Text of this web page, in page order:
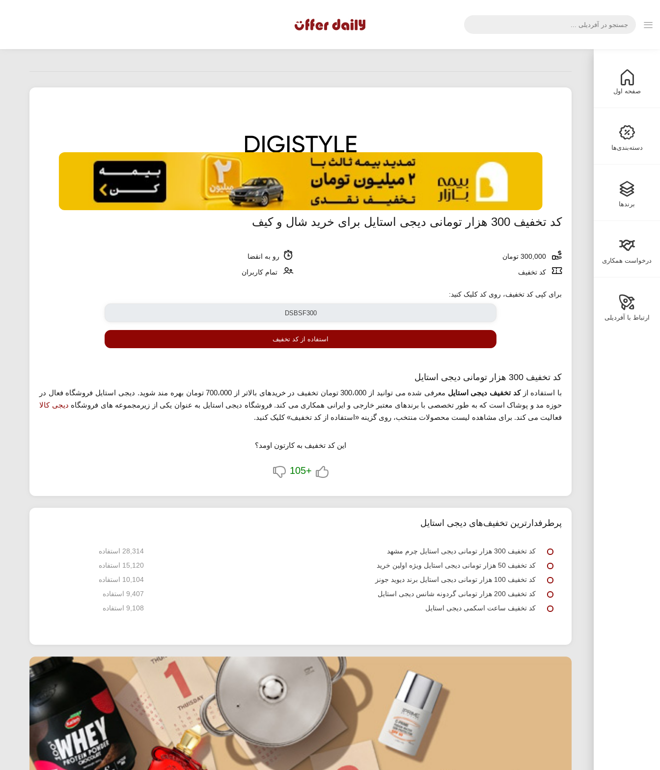
صفحه اول
دسته‌بندی‌ها
برندها
درخواست همکاری
ارتباط با آفردیلی
کد تخفیف 300 هزار تومانی دیجی استایل برای خرید شال و کیف
رو به انقضا
کد تخفیف
تمام کاربران
برای کپی کد تخفیف، روی کد کلیک کنید:
استفاده از کد تخفیف
کد تخفیف 300 هزار تومانی دیجی استایل
با استفاده ازکد تخفیف دیجی استایل
معرفی شده می توانید از 300،000 تومان تخفیف در خریدهای بالاتر از 700،000 تومان بهره مند شوید. دیجی استایل فروشگاه فعال در
حوزه مد و پوشاک است که به طور تخصصی با برندهای معتبر خارجی و ایرانی همکاری می کند. فروشگاه دیجی استایل به عنوان یکی از زیرمجموعه های فروشگاه دیجی کالا
فعالیت می کند. برای مشاهده لیست محصولات منتخب، روی گزینه «استفاده از کد تخفیف» کلیک کنید.
این کد تخفیف به کارتون اومد؟
+105
پرطرفدارترین تخفیف‌های دیجی استایل
کد تخفیف 300 هزار تومانی دیجی استایل چرم مشهد
28,314 استفاده
کد تخفیف 50 هزار تومانی دیجی استایل ویژه اولین خرید
15,120 استفاده
کد تخفیف 100 هزار تومانی دیجی استایل برند دیوید جونز
10,104 استفاده
کد تخفیف 200 هزار تومانی گردونه شانس دیجی استایل
9,407 استفاده
کد تخفیف ساعت اسکمی دیجی استایل
9,108 استفاده